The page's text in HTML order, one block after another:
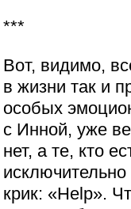
***
Вот, видимо,
в жизни так и
особых
с Инной, уже
нет, а те, кто
крик: «Help».